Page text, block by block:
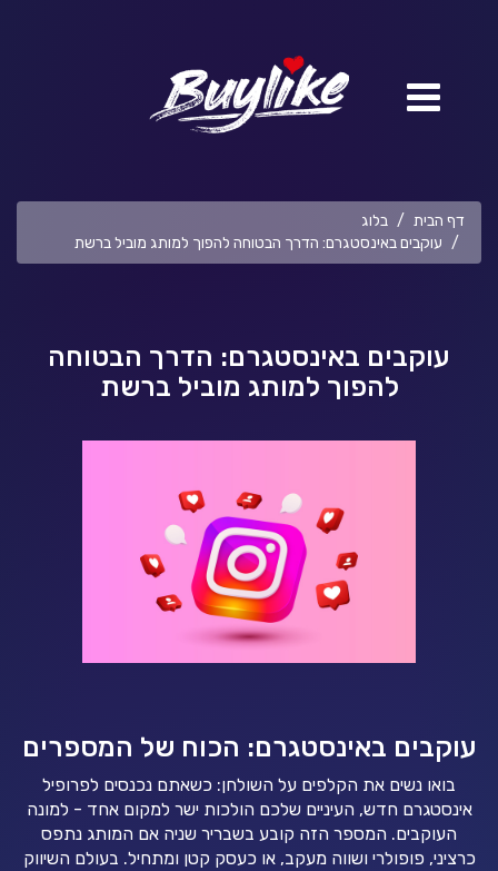
דף הבית
בלוג
עוקבים באינסטגרם: הדרך הבטוחה להפוך למותג מוביל ברשת
עוקבים באינסטגרם: הדרך הבטוחה
להפוך למותג מוביל ברשת
עוקבים באינסטגרם: הכוח של המספרים
בואו נשים את הקלפים על השולחן: כשאתם נכנסים לפרופיל
אינסטגרם חדש, העיניים שלכם הולכות ישר למקום אחד - למונה
העוקבים. המספר הזה קובע בשבריר שניה אם המותג נתפס
כרציני, פופולרי ושווה מעקב, או כעסק קטן ומתחיל. בעולם השיווק